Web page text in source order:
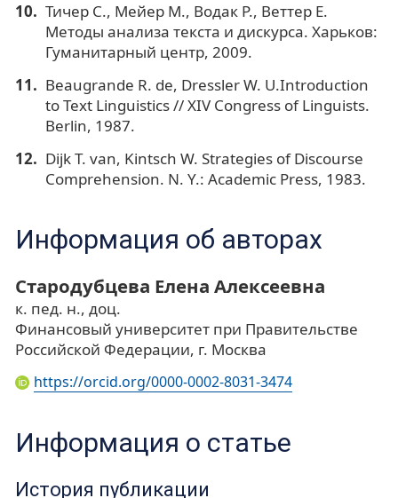
Тичер С., Мейер М., Водак Р., Веттер Е.
Методы анализа текста и дискурса. Харьков:
Гуманитарный центр, 2009.
Beaugrande R. de, Dressler W. U.Introduction
to Text Linguistics // XIV Congress of Linguists.
Berlin, 1987.
Dijk T. van, Kintsch W. Strategies of Discourse
Comprehension. N. Y.: Academic Press, 1983.
Информация об авторах
Стародубцева Елена Алексеевна
к. пед. н., доц.
Финансовый университет при Правительстве
Российской Федерации, г. Москва
https://orcid.org/0000-0002-8031-3474
Информация о статье
История публикации